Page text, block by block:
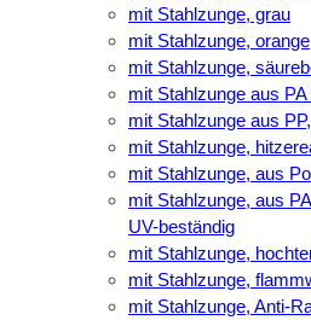
mit Stahlzunge, grau
mit Stahlzunge, orange
mit Stahlzunge,
mit Stahlzunge aus
mit Stahlzunge aus
mit Stahlzunge,
mit Stahlzunge, aus
mit Stahlzunge, aus
UV-beständig
mit Stahlzunge,
mit Stahlzunge,
mit Stahlzunge, Anti-